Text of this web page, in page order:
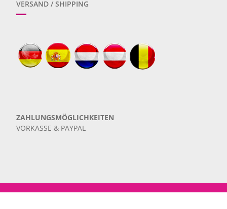
VERSAND / SHIPPING
ZAHLUNGSMÖGLICHKEITEN
VORKASSE & PAYPAL